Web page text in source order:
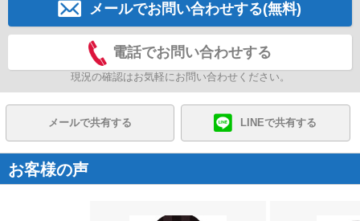
メールでお問い合わせする(無料)
電話でお問い合わせする
現況の確認はお気軽にお問い合わせください。
メールで共有する LINEで共有する
お客様の声